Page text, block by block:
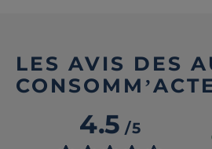
LES AVIS DES
4.5/5